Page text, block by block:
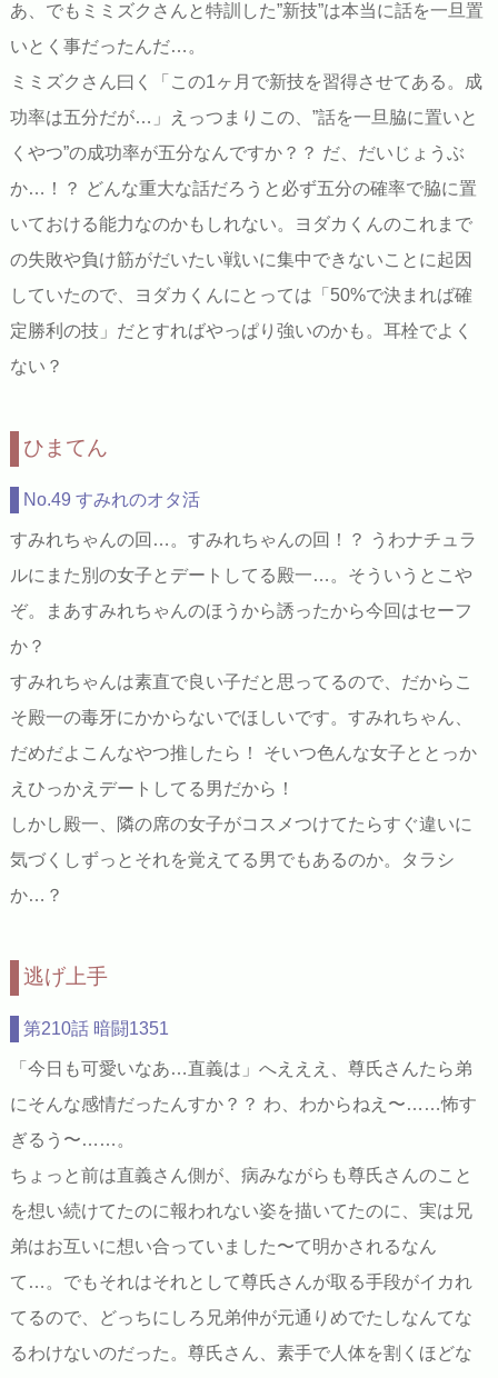
あ、でもミミズクさんと特訓した”新技”は本当に話を一旦置
いとく事だったんだ…。
ミミズクさん曰く「この1ヶ月で新技を習得させてある。成
功率は五分だが…」えっつまりこの、”話を一旦脇に置いと
くやつ”の成功率が五分なんですか？？ だ、だいじょうぶ
か…！？ どんな重大な話だろうと必ず五分の確率で脇に置
いておける能力なのかもしれない。ヨダカくんのこれまで
の失敗や負け筋がだいたい戦いに集中できないことに起因
していたので、ヨダカくんにとっては「50%で決まれば確
定勝利の技」だとすればやっぱり強いのかも。耳栓でよく
ない？
ひまてん
No.49 すみれのオタ活
すみれちゃんの回…。すみれちゃんの回！？ うわナチュラ
ルにまた別の女子とデートしてる殿一…。そういうとこや
ぞ。まあすみれちゃんのほうから誘ったから今回はセーフ
か？
すみれちゃんは素直で良い子だと思ってるので、だからこ
そ殿一の毒牙にかからないでほしいです。すみれちゃん、
だめだよこんなやつ推したら！ そいつ色んな女子ととっか
えひっかえデートしてる男だから！
しかし殿一、隣の席の女子がコスメつけてたらすぐ違いに
気づくしずっとそれを覚えてる男でもあるのか。タラシ
か…？
逃げ上手
第210話 暗闘1351
「今日も可愛いなあ…直義は」へえええ、尊氏さんたら弟
にそんな感情だったんすか？？ わ、わからねえ〜……怖す
ぎるう〜……。
ちょっと前は直義さん側が、病みながらも尊氏さんのこと
を想い続けてたのに報われない姿を描いてたのに、実は兄
弟はお互いに想い合っていました〜て明かされるなん
て…。でもそれはそれとして尊氏さんが取る手段がイカれ
てるので、どっちにしろ兄弟仲が元通りめでたしなんてな
るわけないのだった。尊氏さん、素手で人体を割くほどな